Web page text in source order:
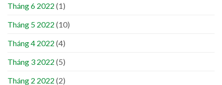
Tháng 6 2022 (1)
Tháng 5 2022 (10)
Tháng 4 2022 (4)
Tháng 3 2022 (5)
Tháng 2 2022 (2)